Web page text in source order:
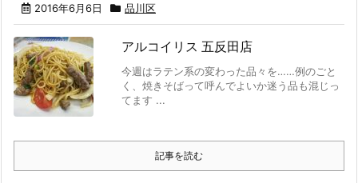
2016年6月6日 品川区
アルコイリス 五反田店
今週はラテン系の変わった品々を……例のごと
く、焼きそばって呼んでよいか迷う品も混じっ
てます ...
記事を読む